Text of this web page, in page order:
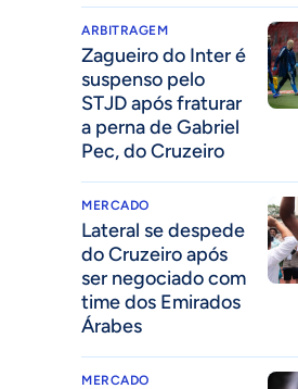
ARBITRAGEM
Zagueiro do Inter é
suspenso pelo
STJD após fraturar
a perna de Gabriel
Pec, do Cruzeiro
MERCADO
Lateral se despede
do Cruzeiro após
ser negociado com
time dos Emirados
Árabes
MERCADO